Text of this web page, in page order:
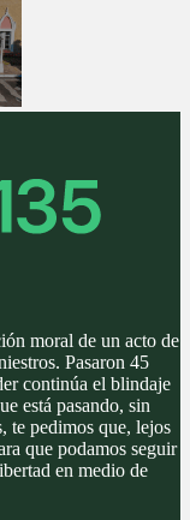
moral de un acto de
Pasaron 45
continúa el blindaje
está pasando, sin
te pedimos que, lejos
que podamos seguir
en medio de